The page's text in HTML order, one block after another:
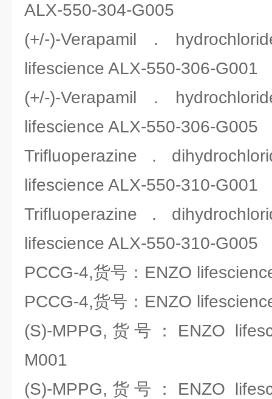
ALX-550-304-G005
(+/-)-Verapamil .
lifescience ALX-550-306-G001
(+/-)-Verapamil .
lifescience ALX-550-306-G005
Trifluoperazine .
lifescience ALX-550-310-G001
Trifluoperazine .
lifescience ALX-550-310-G005
PCCG-4,货号：ENZO
PCCG-4,货号：ENZO
(S)-MPPG,货号：ENZO
M001
(S)-MPPG,货号：ENZO